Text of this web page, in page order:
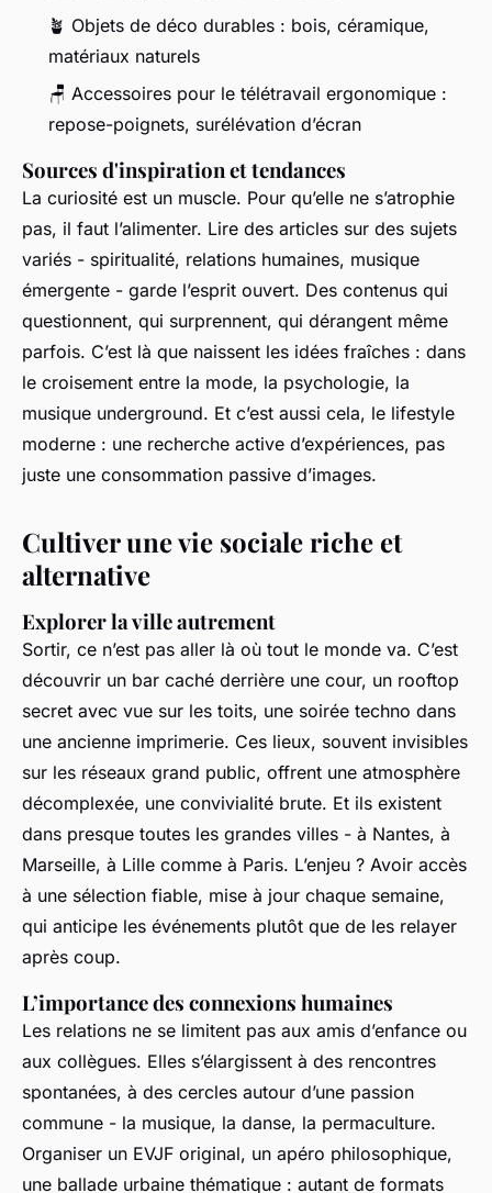
🪴 Objets de déco durables : bois, céramique,
matériaux naturels
🪑 Accessoires pour le télétravail ergonomique :
repose-poignets, surélévation d’écran
Sources d'inspiration et tendances
La curiosité est un muscle. Pour qu’elle ne s’atrophie
pas, il faut l’alimenter. Lire des articles sur des sujets
variés - spiritualité, relations humaines, musique
émergente - garde l’esprit ouvert. Des contenus qui
questionnent, qui surprennent, qui dérangent même
parfois. C’est là que naissent les idées fraîches : dans
le croisement entre la mode, la psychologie, la
musique underground. Et c’est aussi cela, le lifestyle
moderne : une recherche active d’expériences, pas
juste une consommation passive d’images.
Cultiver une vie sociale riche et
alternative
Explorer la ville autrement
Sortir, ce n’est pas aller là où tout le monde va. C’est
découvrir un bar caché derrière une cour, un rooftop
secret avec vue sur les toits, une soirée techno dans
une ancienne imprimerie. Ces lieux, souvent invisibles
sur les réseaux grand public, offrent une atmosphère
décomplexée, une convivialité brute. Et ils existent
dans presque toutes les grandes villes - à Nantes, à
Marseille, à Lille comme à Paris. L’enjeu ? Avoir accès
à une sélection fiable, mise à jour chaque semaine,
qui anticipe les événements plutôt que de les relayer
après coup.
L’importance des connexions humaines
Les relations ne se limitent pas aux amis d’enfance ou
aux collègues. Elles s’élargissent à des rencontres
spontanées, à des cercles autour d’une passion
commune - la musique, la danse, la permaculture.
Organiser un EVJF original, un apéro philosophique,
une ballade urbaine thématique : autant de formats